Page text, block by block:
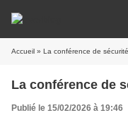
Accueil » La conférence de
La conférence de
Publié le 15/02/2026 à 19:46